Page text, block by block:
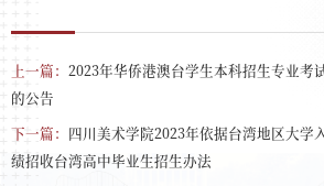
上一篇： 2023年华侨港澳台学生本科招生专业考
的公告
下一篇： 四川美术学院2023年依据台湾地区大学
绩招收台湾高中毕业生招生办法